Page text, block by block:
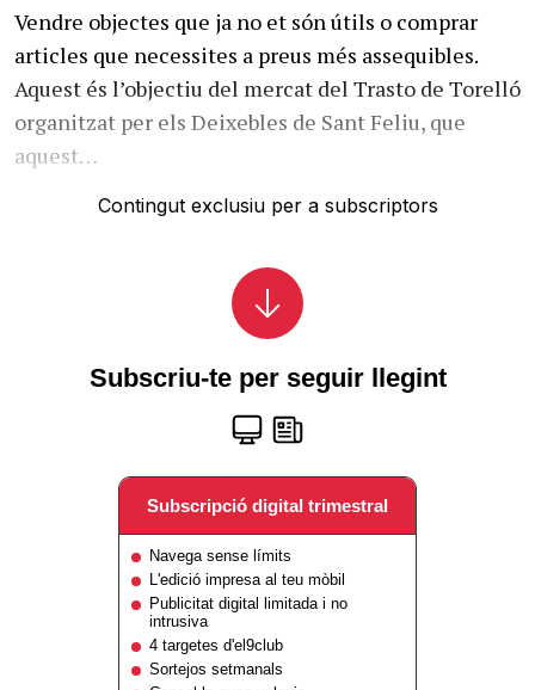
Vendre objectes que ja no et són útils o comprar
articles que necessites a preus més assequibles.
Aquest és l’objectiu del mercat del Trasto de Torelló
organitzat per els Deixebles de Sant Feliu, que
aquest…
Contingut exclusiu per a subscriptors